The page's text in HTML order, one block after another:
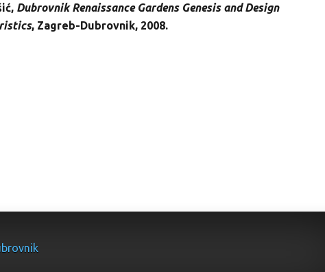
Dubrovnik Renaissance Gardens Genesis and Design
, Zagreb-Dubrovnik, 2008.